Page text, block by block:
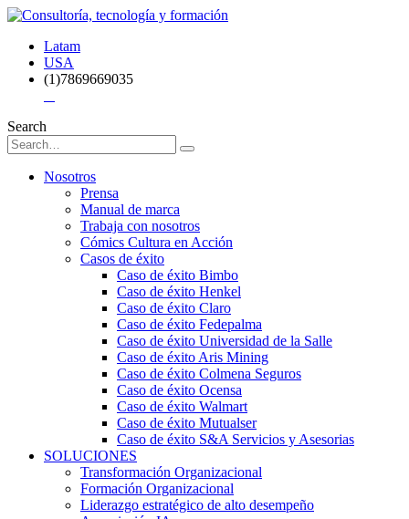
Latam
USA
(1)7869669035
Search
Nosotros
Prensa
Manual de marca
Trabaja con nosotros
Cómics Cultura en Acción
Casos de éxito
Caso de éxito Bimbo
Caso de éxito Henkel
Caso de éxito Claro
Caso de éxito Fedepalma
Caso de éxito Universidad de la Salle
Caso de éxito Aris Mining
Caso de éxito Colmena Seguros
Caso de éxito Ocensa
Caso de éxito Walmart
Caso de éxito Mutualser
Caso de éxito S&A Servicios y Asesorias
SOLUCIONES
Transformación Organizacional
Formación Organizacional
Liderazgo estratégico de alto desempeño